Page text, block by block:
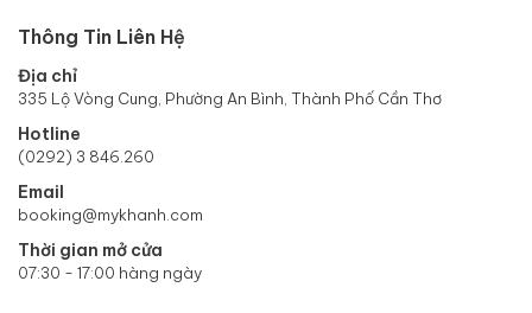
Thông Tin Liên Hệ
Địa chỉ
335 Lộ Vòng Cung, Phường An Bình, Thành Phố Cần Thơ
Hotline
(0292) 3 846.260
Email
booking@mykhanh.com
Thời gian mở cửa
07:30 - 17:00 hàng ngày